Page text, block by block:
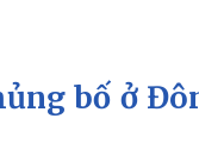
Giáo dục
Dấu ấn VOVbố ở